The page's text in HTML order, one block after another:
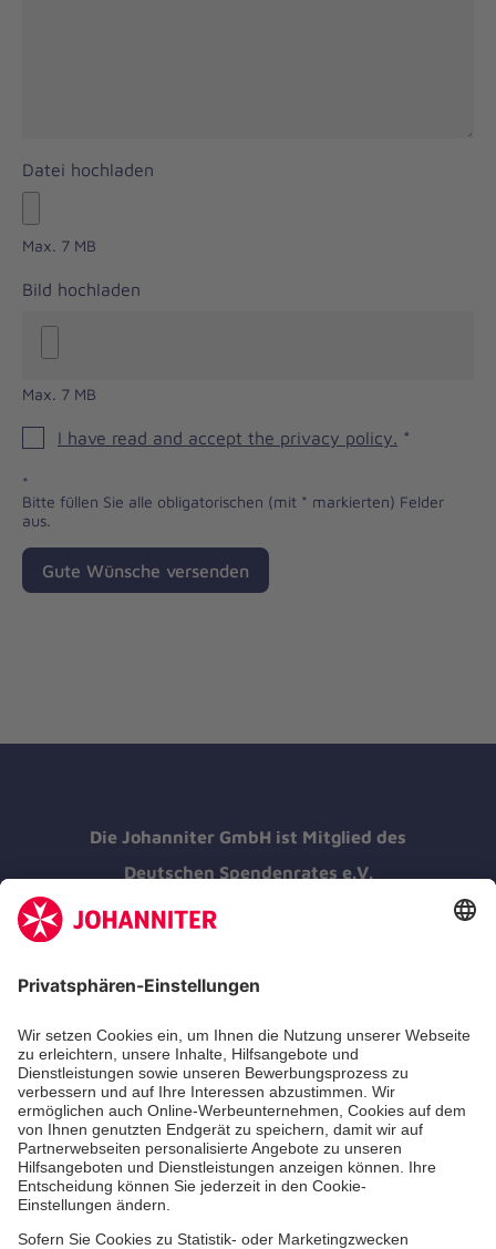
Datei hochladen
Max. 7 MB
Bild hochladen
Max. 7 MB
I have read and accept the privacy policy. *
*
Bitte füllen Sie alle obligatorischen (mit * markierten) Felder
aus.
Gute Wünsche versenden
Die Johanniter GmbH ist Mitglied des
Deutschen Spendenrates e.V.
Kununu Top Company 2026
Medizin & Pflege
Therapie